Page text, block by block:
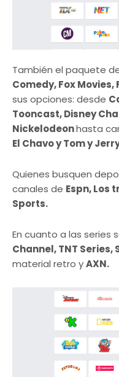
También el paquete
Comedy, Fox Movies,
sus opciones: desde
Tooncast, Disney
Nickelodeonhasta
El Chavo y Tom y
Quienes busquen
canales de Espn, Los
Sports.
En cuanto a las series
Channel, TNT Series,
material retro yAXN.